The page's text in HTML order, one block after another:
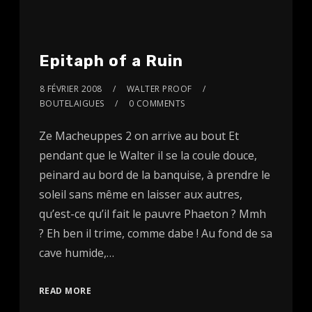
Epitaph of a Ruin
8 FÉVRIER 2008
WALTER PROOF
BOUTELAIGUES
0 COMMENTS
Ze Macheuppes 2 on arrive au bout Et
pendant que le Walter il se la coule douce,
peinard au bord de la banquise, à prendre le
soleil sans même en laisser aux autres,
qu’est-ce qu’il fait le pauvre Phaeton ? Mmh
? Eh ben il trime, comme dabe ! Au fond de sa
cave humide,…
READ MORE